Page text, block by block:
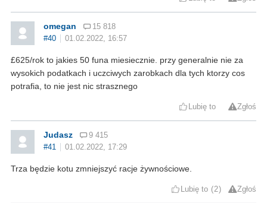
omegan
15 818
#40
01.02.2022, 16:57
£625/rok to jakies 50 funa miesiecznie. przy generalnie nie za
wysokich podatkach i uczciwych zarobkach dla tych ktorzy cos
potrafia, to nie jest nic strasznego
Lubię to Zgłoś
Judasz
9 415
#41
01.02.2022, 17:29
Trza będzie kotu zmniejszyć racje żywnościowe.
Lubię to 2 Zgłoś